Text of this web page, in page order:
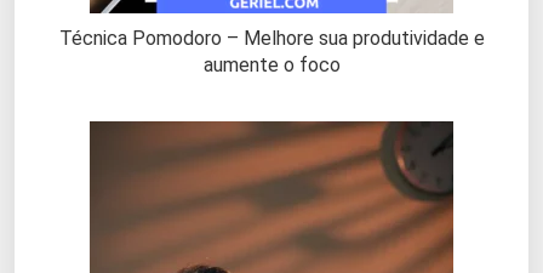
Técnica Pomodoro – Melhore sua produtividade e
aumente o foco